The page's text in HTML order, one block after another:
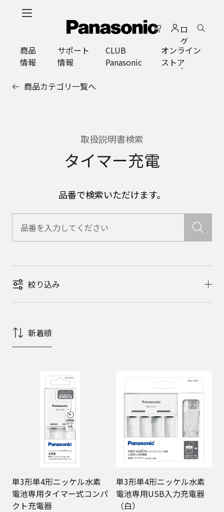
ロ
グ
イ
ン
商品
情報
サポート
情報
CLUB
Panasonic
オンライン
ストア
商品カテゴリ一覧へ
取扱説明書検索
タイマー充電
品番で検索いただけます。
絞り込み
新着順
単3形単4形ニッケル水素
電池専用タイマー式コンパ
クト充電器
単3形単4形ニッケル水素
電池専用USB入力充電器
（白）